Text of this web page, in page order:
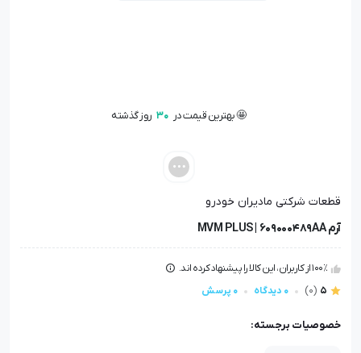
🤩 بهترین قیمت در 30 روز گذشته
🤩 بهترین قیمت در 30
قطعات شرکتی مادیران خودرو
آرم MVM PLUS | 609000489AA
100٪ از کاربران، این کالا را پیشنهاد کرده اند.
5
(0) 0 دیدگاه 0 پرسش
خصوصیات برجسته: